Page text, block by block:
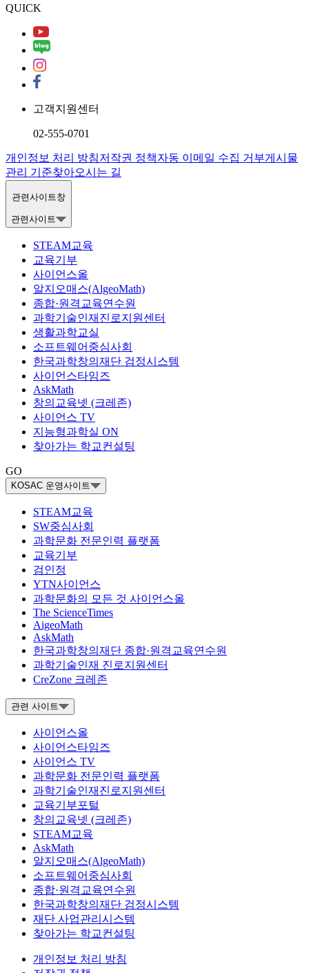
QUICK
고객지원센터
02-555-0701
개인정보 처리 방침저작권 정책자동 이메일 수집 거부게시물
관리 기준찾아오시는 길
관련사이트창
관련사이트
STEAM교육
교육기부
사이언스올
알지오매스(AlgeoMath)
종합·원격교육연수원
과학기술인재진로지원센터
생활과학교실
소프트웨어중심사회
한국과학창의재단 검정시스템
사이언스타임즈
AskMath
창의교육넷 (크레존)
사이언스 TV
지능형과학실 ON
찾아가는 학교컨설팅
GO
KOSAC 운영사이트
STEAM교육
SW중심사회
과학문화 전문인력 플랫폼
교육기부
검인정
YTN사이언스
과학문화의 모든 것 사이언스올
The ScienceTimes
AigeoMath
AskMath
한국과학창의재단 종합·원격교육연수원
과학기술인재 진로지원센터
CreZone 크레존
관련 사이트
사이언스올
사이언스타임즈
사이언스 TV
과학문화 전문인력 플랫폼
과학기술인재진로지원센터
교육기부포털
창의교육넷 (크레존)
STEAM교육
AskMath
알지오매스(AlgeoMath)
소프트웨어중심사회
종합·원격교육연수원
한국과학창의재단 검정시스템
재단 사업관리시스템
찾아가는 학교컨설팅
개인정보 처리 방침